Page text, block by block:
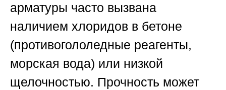
арматуры часто вызвана
наличием хлоридов в бетоне
(противогололедные реагенты,
морская вода) или низкой
щелочностью. Прочность может